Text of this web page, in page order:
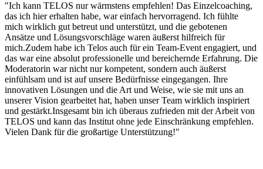
"Ich kann TELOS nur wärmstens empfehlen! Das Einzelcoaching,
das ich hier erhalten habe, war einfach hervorragend. Ich fühlte
mich wirklich gut betreut und unterstützt, und die gebotenen
Ansätze und Lösungsvorschläge waren äußerst hilfreich für
mich.Zudem habe ich Telos auch für ein Team-Event engagiert, und
das war eine absolut professionelle und bereichernde Erfahrung. Die
Moderatorin war nicht nur kompetent, sondern auch äußerst
einfühlsam und ist auf unsere Bedürfnisse eingegangen. Ihre
innovativen Lösungen und die Art und Weise, wie sie mit uns an
unserer Vision gearbeitet hat, haben unser Team wirklich inspiriert
und gestärkt.Insgesamt bin ich überaus zufrieden mit der Arbeit von
TELOS und kann das Institut ohne jede Einschränkung empfehlen.
Vielen Dank für die großartige Unterstützung!"